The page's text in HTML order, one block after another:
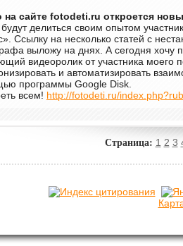
на сайте fotodeti.ru откроется
делиться своим опытом
Ссылку на несколько статей с
выложу на днях. А сегодня
видеоролик от участника
и автоматизировать
программы Google Disk.
всем! http://fotodeti.ru/
Страница: 1 2 3